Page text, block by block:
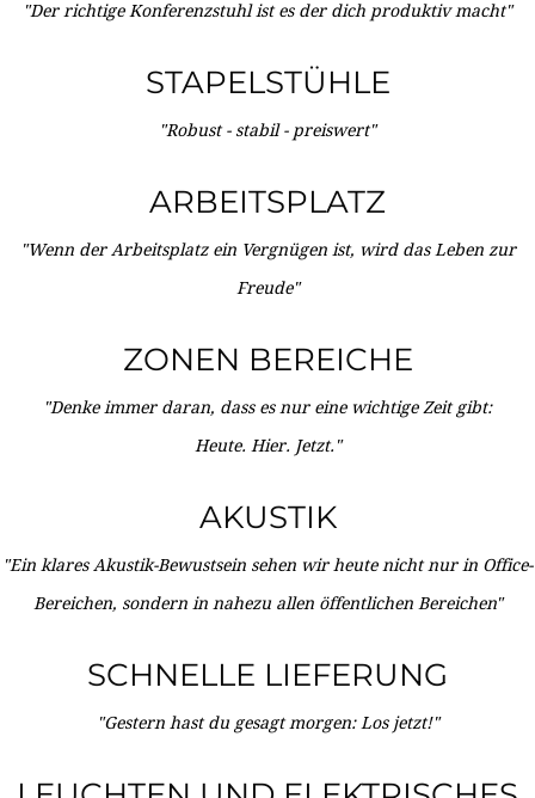
"Der richtige Konferenzstuhl ist es der dich produktiv macht"
STAPELSTÜHLE
"Robust - stabil - preiswert"
ARBEITSPLATZ
"Wenn der Arbeitsplatz ein Vergnügen ist, wird das Leben zur
Freude"
ZONEN BEREICHE
"Denke immer daran, dass es nur eine wichtige Zeit gibt:
Heute. Hier. Jetzt."
AKUSTIK
"Ein klares Akustik-Bewustsein sehen wir heute nicht nur in Office-
Bereichen, sondern in nahezu allen öffentlichen Bereichen"
SCHNELLE LIEFERUNG
"Gestern hast du gesagt morgen: Los jetzt!"